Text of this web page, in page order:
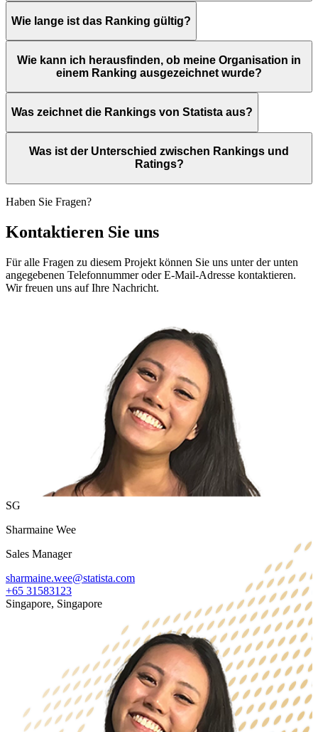
Wie lange ist das Ranking gültig?
Wie kann ich herausfinden, ob meine Organisation in
einem Ranking ausgezeichnet wurde?
Was zeichnet die Rankings von Statista aus?
Was ist der Unterschied zwischen Rankings und
Ratings?
Haben Sie Fragen?
Kontaktieren Sie uns
Für alle Fragen zu diesem Projekt können Sie uns unter der unten
angegebenen Telefonnummer oder E-Mail-Adresse kontaktieren.
Wir freuen uns auf Ihre Nachricht.
SG
Sharmaine Wee
Sales Manager
sharmaine.wee@statista.com
+65 31583123
Singapore, Singapore